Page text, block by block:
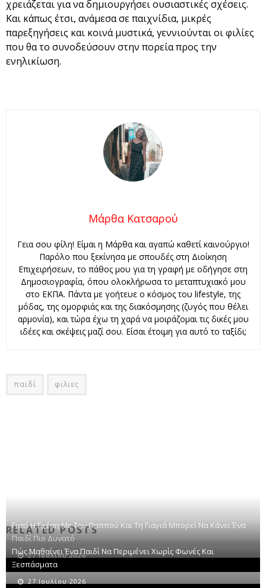
χρειάζεται για να δημιουργήσει ουσιαστικές σχέσεις.
Και κάπως έτσι, ανάμεσα σε παιχνίδια, μικρές
παρεξηγήσεις και κοινά μυστικά, γεννιούνται οι φιλίες
που θα το συνοδεύσουν στην πορεία προς την
ενηλικίωση.
Μάρθα Κατσαρού
Γεια σου φίλη! Είμαι η Μάρθα και αγαπώ καθετί καινούργιο!
Παρόλο που ξεκίνησα με σπουδές στη Διοίκηση
Επιχειρήσεων, το πάθος μου για τη γραφή με οδήγησε στη
Δημοσιογραφία, όπου ολοκλήρωσα το μεταπτυχιακό μου
στο ΕΚΠΑ. Πάντα με γοήτευε ο κόσμος του lifestyle, της
μόδας, της ομορφιάς και της διακόσμησης (ζυγός που θέλει
αρμονία), και τώρα έχω τη χαρά να μοιράζομαι τις δικές μου
ιδέες και σκέψεις μαζί σου. Είσαι έτοιμη για αυτό το ταξίδι;
παιδί φιλιες
RELATED POSTS
Γιατί Η Σχέση Με Τον Παππού Και Τη Γιαγιά Μπορεί Να Κάνει Ένα
Παιδί Πιο Δυνατό
27 Ιουλίου 2026
Πώς Μαθαίνει Ένα Παιδί Να Περιμένει Χωρίς Φωνές Και
Ξεσπάσματα
27 Ιουλίου 2026